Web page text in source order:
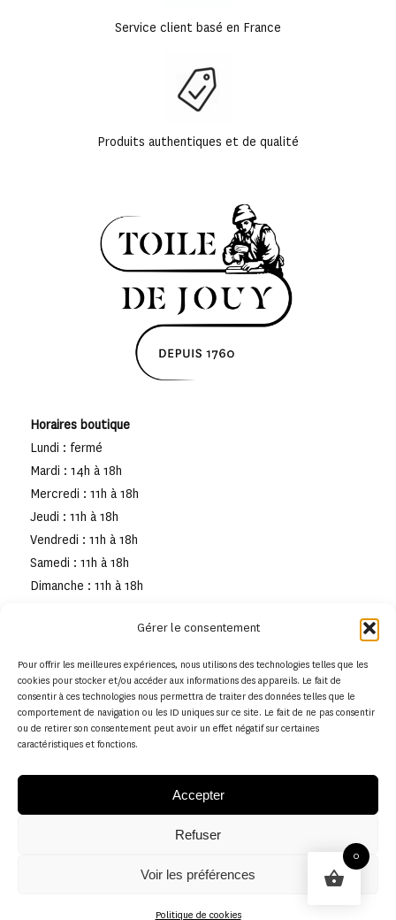
Gérer le consentement
Pour offrir les meilleures expériences, nous utilisons des technologies telles que les
cookies pour stocker et/ou accéder aux informations des appareils. Le fait de
consentir à ces technologies nous permettra de traiter des données telles que le
comportement de navigation ou les ID uniques sur ce site. Le fait de ne pas consentir
ou de retirer son consentement peut avoir un effet négatif sur certaines
caractéristiques et fonctions.
Accepter
Refuser
Voir les préférences
Politique de cookies
Service client basé en France
Produits authentiques et de qualité
Horaires boutique
Lundi : fermé
Mardi : 14h à 18h
Mercredi : 11h à 18h
Jeudi : 11h à 18h
Vendredi : 11h à 18h
Samedi : 11h à 18h
Dimanche : 11h à 18h
Conditions générales
0